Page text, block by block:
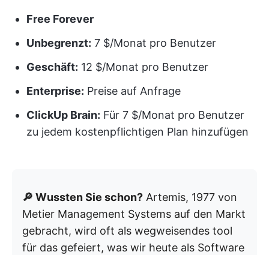
Free Forever
Unbegrenzt: 7 $/Monat pro Benutzer
Geschäft: 12 $/Monat pro Benutzer
Enterprise: Preise auf Anfrage
ClickUp Brain: Für 7 $/Monat pro Benutzer
zu jedem kostenpflichtigen Plan hinzufügen
🔎 Wussten Sie schon? Artemis, 1977 von
Metier Management Systems auf den Markt
gebracht, wird oft als wegweisendes tool
für das gefeiert, was wir heute als Software